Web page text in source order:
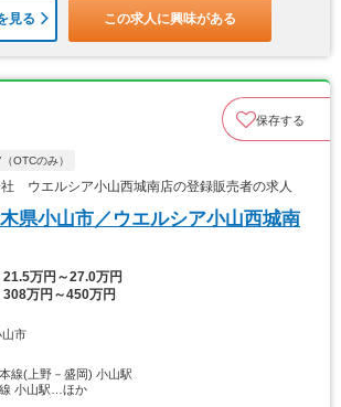
見る この求人に興味がある
保存する
OTCのみ）
ウエルシア小山西城南店の登録販売者の求人
県小山市／ウエルシア小山西城南
21.5万円～27.0万円
308万円～450万円
山市
本線(上野－盛岡) 小山駅
線 小山駅…ほか